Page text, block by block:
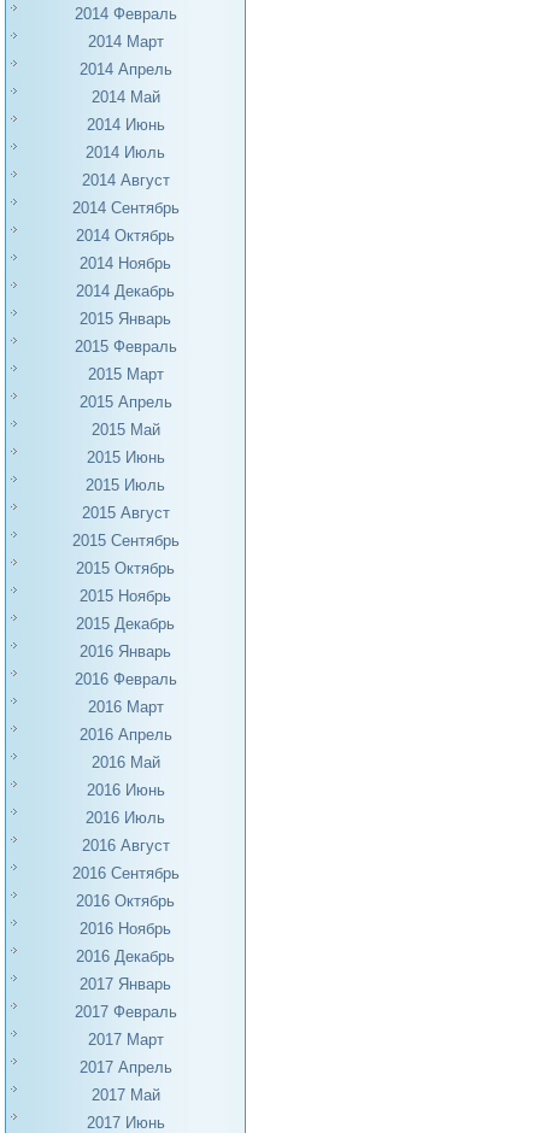
2014 Февраль
2014 Март
2014 Апрель
2014 Май
2014 Июнь
2014 Июль
2014 Август
2014 Сентябрь
2014 Октябрь
2014 Ноябрь
2014 Декабрь
2015 Январь
2015 Февраль
2015 Март
2015 Апрель
2015 Май
2015 Июнь
2015 Июль
2015 Август
2015 Сентябрь
2015 Октябрь
2015 Ноябрь
2015 Декабрь
2016 Январь
2016 Февраль
2016 Март
2016 Апрель
2016 Май
2016 Июнь
2016 Июль
2016 Август
2016 Сентябрь
2016 Октябрь
2016 Ноябрь
2016 Декабрь
2017 Январь
2017 Февраль
2017 Март
2017 Апрель
2017 Май
2017 Июнь